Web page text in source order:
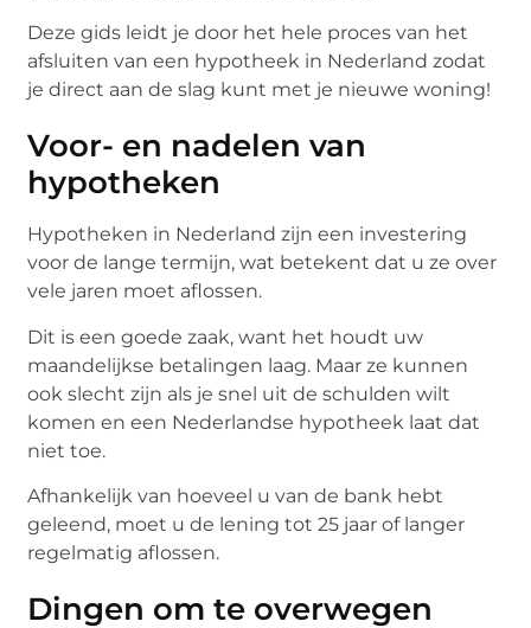
Deze gids leidt je door het hele proces van het
afsluiten van een hypotheek in Nederland zodat
je direct aan de slag kunt met je nieuwe woning!
Voor- en nadelen van
hypotheken
Hypotheken in Nederland zijn een investering
voor de lange termijn, wat betekent dat u ze over
vele jaren moet aflossen.
Dit is een goede zaak, want het houdt uw
maandelijkse betalingen laag. Maar ze kunnen
ook slecht zijn als je snel uit de schulden wilt
komen en een Nederlandse hypotheek laat dat
niet toe.
Afhankelijk van hoeveel u van de bank hebt
geleend, moet u de lening tot 25 jaar of langer
regelmatig aflossen.
Dingen om te overwegen